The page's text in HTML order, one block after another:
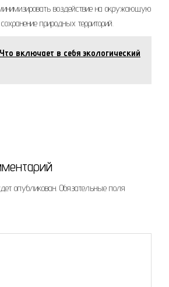
воздействие на окружающую
природных территорий.
Что включает в себя экологический
опубликован. Обязательные поля